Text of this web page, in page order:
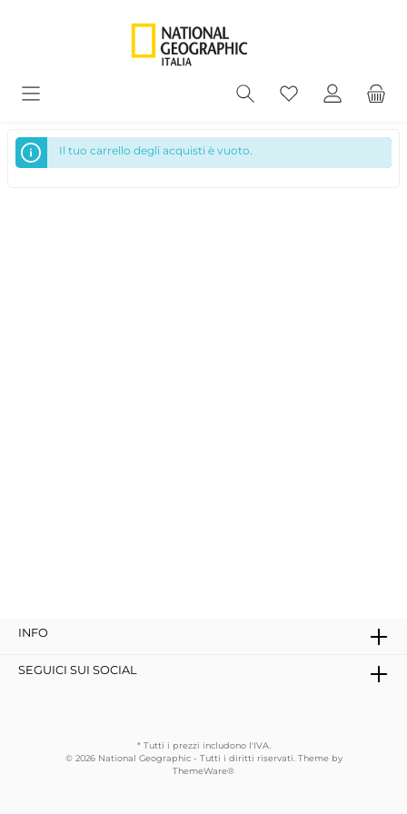
Il tuo carrello degli acquisti è vuoto.
INFO
SEGUICI SUI SOCIAL
* Tutti i prezzi includono l'IVA.
© 2026 National Geographic - Tutti i diritti riservati. Theme by
ThemeWare®